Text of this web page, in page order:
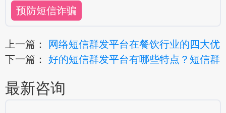
预防短信诈骗
上一篇：
网络短信群发平台在餐饮行业的四大优
下一篇： 好的短信群发平台有哪些特点？短信群
最新咨询